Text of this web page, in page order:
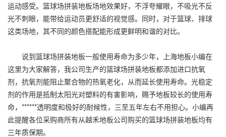
运动感受。篮球场拼装地板场地效果好，不浮夸耀眼，不吸光不反
光不刺眼，能带给运动员更舒适的视觉感。同时，对于篮球、排球
这类场地，其不同的颜色搭配能形成更鲜明和谐的对比。
说到篮球场拼装地板一般使用寿命为多少年，上海地板小编在
这里为大家解答，我公司生产的篮球场拼装地板都添加进口抗氧
剂，抗氧剂能阻止聚合物的热氧老化，从而延长使用寿命。光稳定
剂的作用是抵制太阳光对塑料的有害影响，赐予地板较长的使用寿
命，******透明度和极好的耐候性，三至五年左右不用担心。小编再
此提醒各位采购商所有从越禾地板公司购买的篮球场拼装地板均有
三年质保期。